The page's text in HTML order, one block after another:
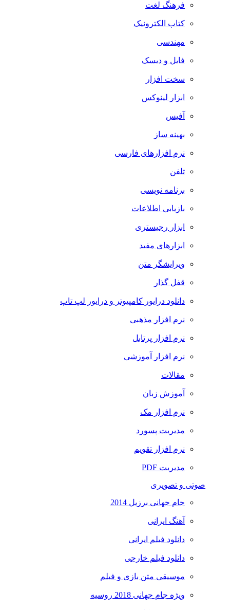
فرهنگ لغت
کتاب الکترونیک
مهندسی
فایل و دیسک
سخت افزار
ابزار لینوکس
آفیس
بهینه ساز
نرم افزارهای فارسی
تلفن
برنامه نویسی
بازیابی اطلاعات
ابزار رجیستری
ابزارهای مفید
ویرایشگر متن
قفل گذار
دانلود درایور کامپیوتر و درایور لپ تاپ
نرم افزار مذهبی
نرم افزار پرتابل
نرم افزار آموزشی
مقالات
آموزش زبان
نرم افزار مک
مدیریت پسورد
نرم افزار تقویم
مدیریت PDF
صوتی و تصویری
جام جهانی برزیل 2014
آهنگ ایرانی
دانلود فیلم ایرانی
دانلود فیلم خارجی
موسیقی متن بازی و فیلم
ویژه جام جهانی 2018 روسیه